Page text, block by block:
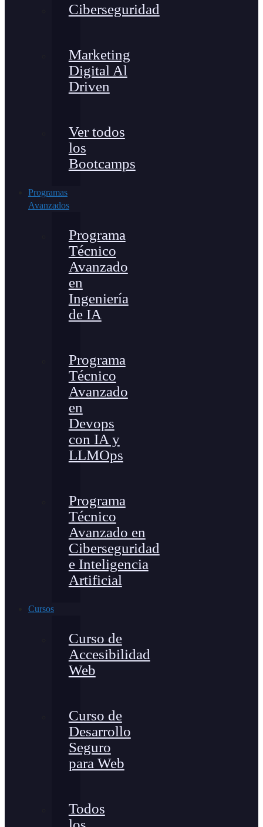
Ciberseguridad
Marketing
Digital Al
Driven
Ver todos
los
Bootcamps
Programas
Avanzados
Programa
Técnico
Avanzado
en
Ingeniería
de IA
Programa
Técnico
Avanzado
en
Devops
con IA y
LLMOps
Programa
Técnico
Avanzado en
Ciberseguridad
e Inteligencia
Artificial
Cursos
Curso de
Accesibilidad
Web
Curso de
Desarrollo
Seguro
para Web
Todos